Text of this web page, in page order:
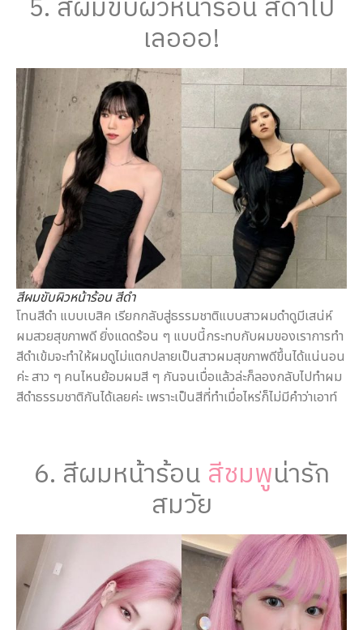
เลอออ!
สีผมขับผิวหน้าร้อน สีดำ
โทนสีดำ แบบเบสิค เรียกกลับสู่ธรรมชาติแบบสาวผมดำดูมีเสน่ห์
ผมสวยสุขภาพดี ยิ่งแดดร้อน ๆ แบบนี้กระทบกับผมของเราการทำ
สีดำเข้มจะทำให้ผมดูไม่แตกปลายเป็นสาวผมสุขภาพดีขึ้นได้แน่นอน
ค่ะ สาว ๆ คนไหนย้อมผมสี ๆ กันจนเบื่อแล้วล่ะก็ลองกลับไปทำผม
สีดำธรรมชาติกันได้เลยค่ะ เพราะเป็นสีที่ทำเมื่อไหร่ก็ไม่มีคำว่าเอาท์
6. สีผมหน้าร้อน สีชมพูน่ารัก
สมวัย